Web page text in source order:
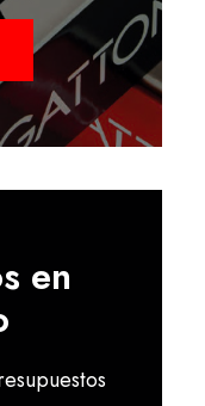
en